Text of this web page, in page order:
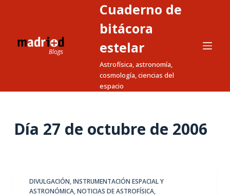
a
Cuaderno de
bitácora
estelar
Astrofísica, astronomía,
cosmología, ciencias del
espacio
Día 27 de octubre de 2006
DIVULGACIÓN,INSTRUMENTACIÓN ESPACIAL Y
ASTRONÓMICA,NOTICIAS DE ASTROFÍSICA,